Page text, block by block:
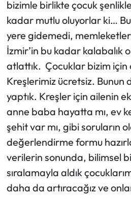
bizimle birlikte çocuk
kadar mutlu oluyorlar ki…
yere gidemedi,
İzmir’in bu kadar kalabalık
atlattık. Çocuklar bizim için
Kreşlerimiz ücretsiz. Bunun
yaptık. Kreşler için ailenin
anne baba hayatta mı, ev
şehit var mı, gibi soruların
değerlendirme formu
verilerin sonunda, bilimsel
sıralamayla aldık
daha da artıracağız ve